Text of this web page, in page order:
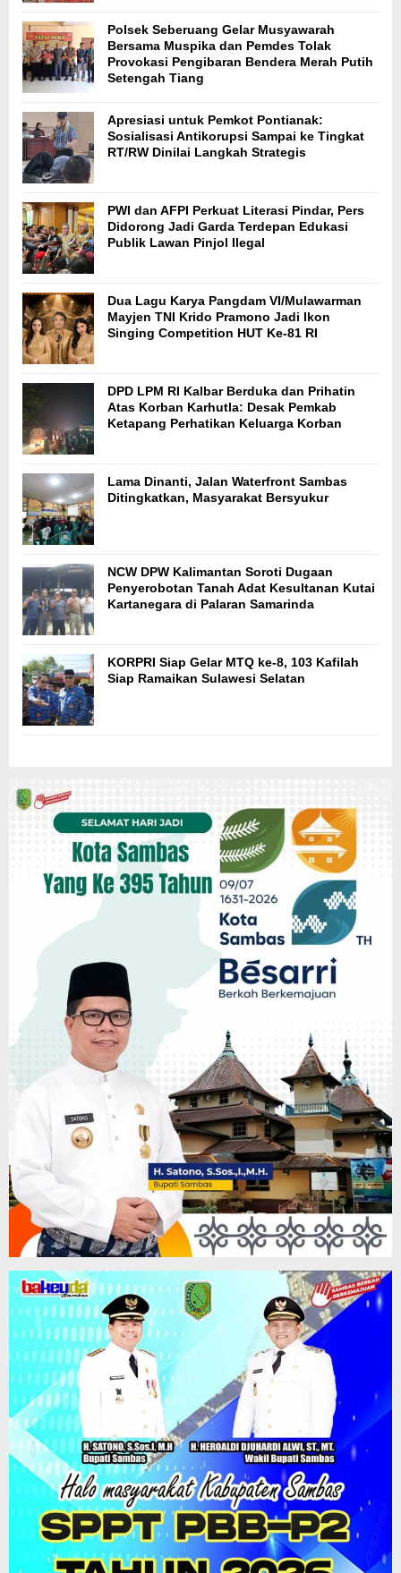
Polsek Seberuang Gelar Musyawarah
Bersama Muspika dan Pemdes Tolak
Provokasi Pengibaran Bendera Merah Putih
Setengah Tiang
Apresiasi untuk Pemkot Pontianak:
Sosialisasi Antikorupsi Sampai ke Tingkat
RT/RW Dinilai Langkah Strategis
PWI dan AFPI Perkuat Literasi Pindar, Pers
Didorong Jadi Garda Terdepan Edukasi
Publik Lawan Pinjol Ilegal
Dua Lagu Karya Pangdam VI/Mulawarman
Mayjen TNI Krido Pramono Jadi Ikon
Singing Competition HUT Ke-81 RI
DPD LPM RI Kalbar Berduka dan Prihatin
Atas Korban Karhutla: Desak Pemkab
Ketapang Perhatikan Keluarga Korban
Lama Dinanti, Jalan Waterfront Sambas
Ditingkatkan, Masyarakat Bersyukur
NCW DPW Kalimantan Soroti Dugaan
Penyerobotan Tanah Adat Kesultanan Kutai
Kartanegara di Palaran Samarinda
KORPRI Siap Gelar MTQ ke-8, 103 Kafilah
Siap Ramaikan Sulawesi Selatan